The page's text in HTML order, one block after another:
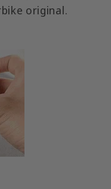
original.